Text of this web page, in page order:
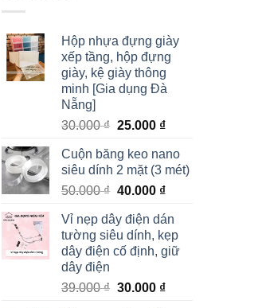
Hộp nhựa đựng giày
xếp tầng, hộp đựng
giày, kệ giày thông
minh [Gia dụng Đà
Nẵng]
30.000₫ 25.000 ₫
Cuộn băng keo nano
siêu dính 2 mặt (3 mét)
50.000₫ 40.000 ₫
Vỉ nẹp dây điện dán
tường siêu dính, kẹp
dây điện cố định, giữ
dây điện
39.000₫ 30.000 ₫